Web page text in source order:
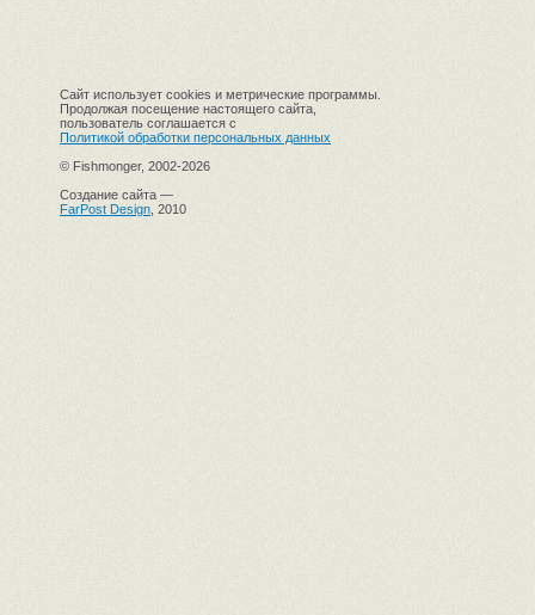
Сайт использует cookies и метрические программы.
Продолжая посещение настоящего сайта,
пользователь соглашается с
Политикой обработки персональных данных
© Fishmonger, 2002-2026
Создание сайта —
FarPost Design , 2010